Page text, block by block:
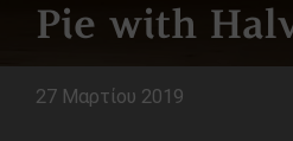
Pie with
27 Μαρτίου 2019